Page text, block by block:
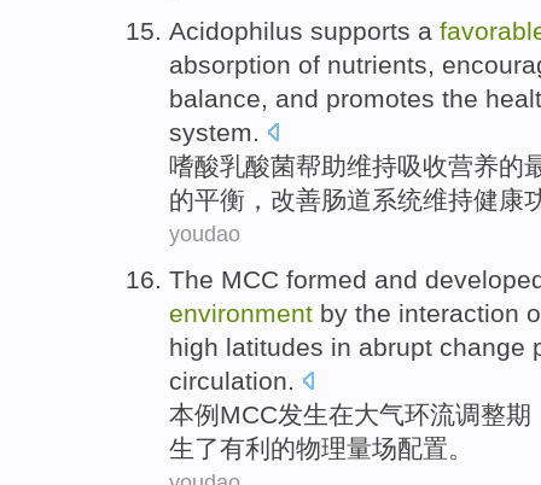
Acidophilus supports a
absorption of nutrients,
balance, and promotes the
system.
嗜酸乳酸菌帮助维持吸收营养的
的平衡 ， 改善肠道系统维持健康
youdao
The MCC formed and
environment by the interaction
high latitudes in abrupt change
circulation.
本例 MCC发生在大气环流调整期
生了有利 的物理量场配置。